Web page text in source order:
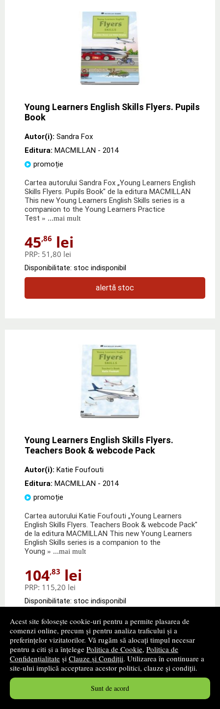
Acest site folosește cookie-uri pentru a permite plasarea de
comenzi online, precum și pentru analiza traficului și a
preferințelor vizitatorilor. Vă rugăm să alocați timpul necesar
pentru a citi și a înțelege Politica de Cookie, Politica de
Confidențialitate și Clauze și Condiții. Utilizarea în continuare a
site-ului implică acceptarea acestor politici, clauze și condiții.
Sunt de acord
Young Learners English Skills Flyers. Pupils
Book
Autor(i): Sandra Fox
Editura: MACMILLAN - 2014
promoție
Cartea autorului Sandra Fox „Young Learners English
Skills Flyers. Pupils Book" de la editura MACMILLAN
This new Young Learners English Skills series is a
companion to the Young Learners Practice
Test » ...mai mult
45,86 lei
PRP: 51,80 lei
Disponibilitate: stoc indisponibil
alertă stoc
Young Learners English Skills Flyers.
Teachers Book & webcode Pack
Autor(i): Katie Foufouti
Editura: MACMILLAN - 2014
promoție
Cartea autorului Katie Foufouti „Young Learners
English Skills Flyers. Teachers Book & webcode Pack"
de la editura MACMILLAN This new Young Learners
English Skills series is a companion to the
Young » ...mai mult
104,83 lei
PRP: 115,20 lei
Disponibilitate: stoc indisponibil
alertă stoc